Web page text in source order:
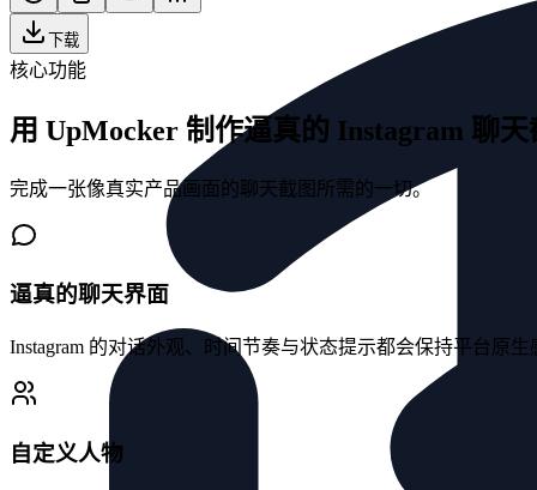
下载
核心功能
用 UpMocker 制作逼真的 Instagram 聊天
完成一张像真实产品画面的聊天截图所需的一切。
逼真的聊天界面
Instagram 的对话外观、时间节奏与状态提示都会保持平台原生
自定义人物